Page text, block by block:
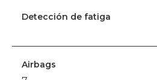
Detección de fatiga
Airbags